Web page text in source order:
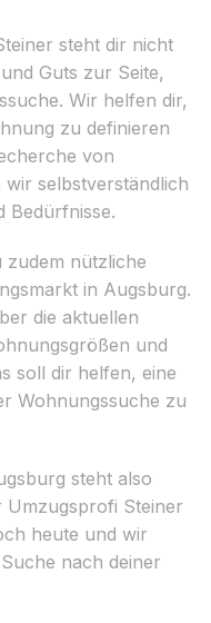
steht dir nicht
Guts zur Seite,
Wir helfen dir,
zu definieren
von
wir selbstverständlich
Bedürfnisse.
zudem nützliche
in Augsburg.
die aktuellen
und
soll dir helfen, eine
Wohnungssuche zu
steht also
Umzugsprofi Steiner
heute und wir
nach deiner